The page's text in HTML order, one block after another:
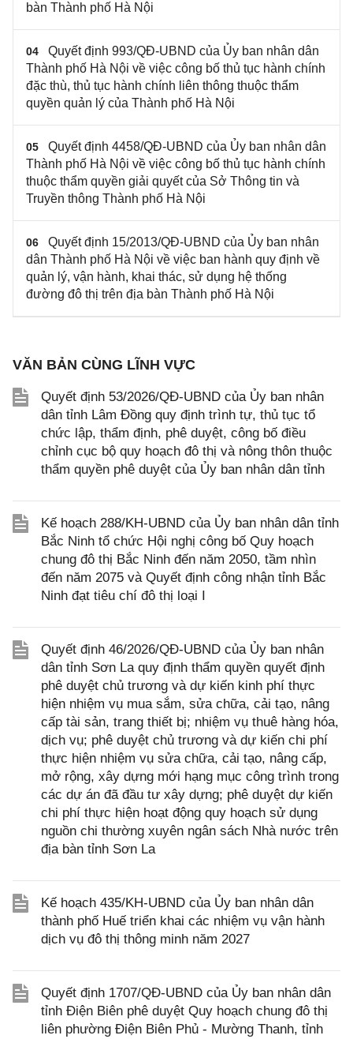
bàn Thành phố Hà Nội
04
Quyết định 993/QĐ-UBND của Ủy ban nhân dân
Thành phố Hà Nội về việc công bố thủ tục hành chính
đặc thù, thủ tục hành chính liên thông thuộc thẩm
quyền quản lý của Thành phố Hà Nội
05
Quyết định 4458/QĐ-UBND của Ủy ban nhân dân
Thành phố Hà Nội về việc công bố thủ tục hành chính
thuộc thẩm quyền giải quyết của Sở Thông tin và
Truyền thông Thành phố Hà Nội
06
Quyết định 15/2013/QĐ-UBND của Ủy ban nhân
dân Thành phố Hà Nội về việc ban hành quy định về
quản lý, vận hành, khai thác, sử dụng hệ thống
đường đô thị trên địa bàn Thành phố Hà Nội
VĂN BẢN CÙNG LĨNH VỰC
Quyết định 53/2026/QĐ-UBND của Ủy ban nhân
dân tỉnh Lâm Đồng quy định trình tự, thủ tục tổ
chức lập, thẩm định, phê duyệt, công bố điều
chỉnh cục bộ quy hoạch đô thị và nông thôn thuộc
thẩm quyền phê duyệt của Ủy ban nhân dân tỉnh
Kế hoạch 288/KH-UBND của Ủy ban nhân dân tỉnh
Bắc Ninh tổ chức Hội nghị công bố Quy hoạch
chung đô thị Bắc Ninh đến năm 2050, tầm nhìn
đến năm 2075 và Quyết định công nhận tỉnh Bắc
Ninh đạt tiêu chí đô thị loại I
Quyết định 46/2026/QĐ-UBND của Ủy ban nhân
dân tỉnh Sơn La quy định thẩm quyền quyết định
phê duyệt chủ trương và dự kiến kinh phí thực
hiện nhiệm vụ mua sắm, sửa chữa, cải tạo, nâng
cấp tài sản, trang thiết bị; nhiệm vụ thuê hàng hóa,
dịch vụ; phê duyệt chủ trương và dự kiến chi phí
thực hiện nhiệm vụ sửa chữa, cải tạo, nâng cấp,
mở rộng, xây dựng mới hạng mục công trình trong
các dự án đã đầu tư xây dựng; phê duyệt dự kiến
chi phí thực hiện hoạt động quy hoạch sử dụng
nguồn chi thường xuyên ngân sách Nhà nước trên
địa bàn tỉnh Sơn La
Kế hoạch 435/KH-UBND của Ủy ban nhân dân
thành phố Huế triển khai các nhiệm vụ vận hành
dịch vụ đô thị thông minh năm 2027
Quyết định 1707/QĐ-UBND của Ủy ban nhân dân
tỉnh Điện Biên phê duyệt Quy hoạch chung đô thị
liên phường Điện Biên Phủ - Mường Thanh, tỉnh